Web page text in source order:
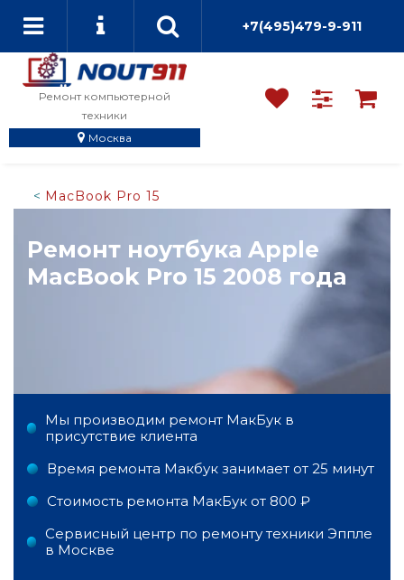
+7(495)479-9-911
Ремонт компьютерной
техники
Москва
MacBook Pro 15
Ремонт ноутбука Apple
MacBook Pro 15 2008 года
Мы производим ремонт МакБук в
присутствие клиента
Время ремонта Макбук занимает от 25 минут
Стоимость ремонта МакБук от 800 ₽
Сервисный центр по ремонту техники Эппле
в Москве